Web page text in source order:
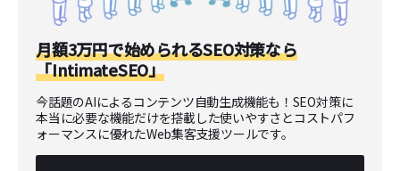
月額3万円で始められるSEO対策なら
「IntimateSEO」
今話題のAIによるコンテンツ自動生成機能も！SEO対策に
本当に必要な機能だけを搭載した使いやすさとコストパフ
ォーマンスに優れたWeb集客支援ツールです。